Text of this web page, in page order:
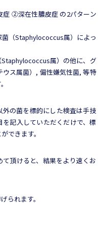
②深在性膿皮症 の2パターン
（Staphylococcus属）によっ
属）の他に、グ
ス属菌）, 偏性嫌気性菌, 等特
の菌を標的にした検査は手技
記入していただくだけで、標
できます。
頂けると、結果をより速くお
られます。